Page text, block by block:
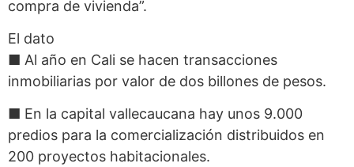
compra de vivienda”.
El dato
■ Al año en Cali se hacen transacciones
inmobiliarias por valor de dos billones de pesos.
■ En la capital vallecaucana hay unos 9.000
predios para la comercialización distribuidos en
200 proyectos habitacionales.